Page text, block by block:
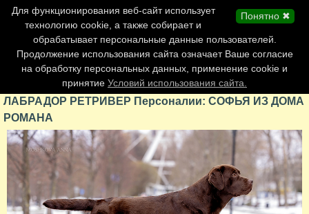
Главная страница
Обновления сайта
Контакты
Персоналии
Форум
ЛАБРАДОР РЕТРИВЕР Персоналии: СОФЬЯ ИЗ ДОМА
РОМАНА
Понятно ✖
Для функционирования веб-сайт использует
технологию cookie, а также собирает и
обрабатывает персональные данные пользователей.
Продолжение использования сайта означает Ваше согласие
на обработку персональных данных, применение cookie и
принятие Условий использования сайта.